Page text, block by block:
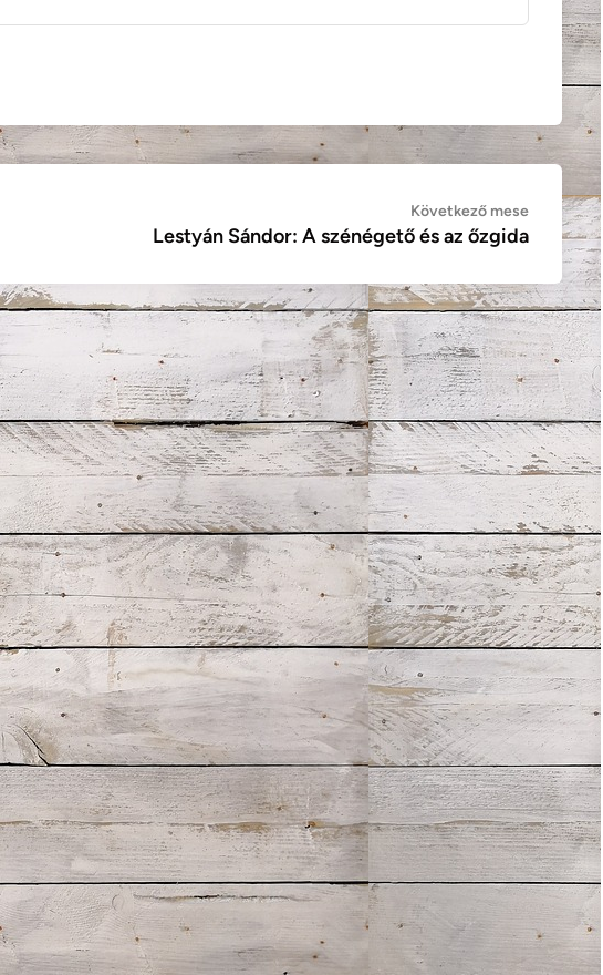
Következő meseKövetkező
mese:
Lestyán Sándor: A szénégető és az őzgida